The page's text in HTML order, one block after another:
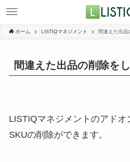
ホーム LISTIQマネジメント 間違えた出品
間違えた出品の削除を
LISTIQマネジメントのアドオ
SKUの削除ができます。